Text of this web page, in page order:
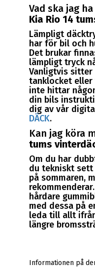
Vad ska jag
Kia Rio 14
Lämpligt
har för bil och
Det brukar
lämpligt tryck
Vanligtvis
tanklocket eller
inte hittar
din bils
dig av vår
DÄCK.
Kan jag köra
tums
Om du har
du tekniskt sett
på sommaren,
hårdare
med dessa på
leda till allt
längre
Informationen på